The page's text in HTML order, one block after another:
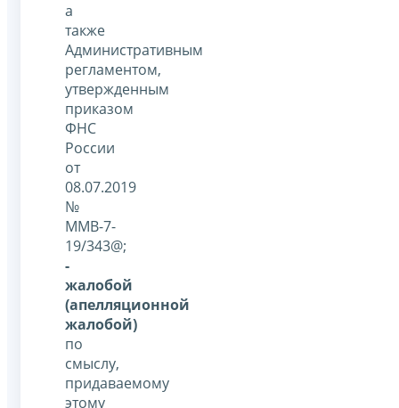
а
также
Административным
регламентом,
утвержденным
приказом
ФНС
России
от
08.07.2019
№
ММВ-7-
19/343@;
-
жалобой
(апелляционной
жалобой)
по
смыслу,
придаваемому
этому